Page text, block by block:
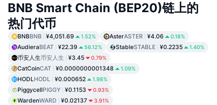
BNB Smart Chain (BEP20)链上的
热门代币
BNBBNB ¥4,051.69 1.52% AsterASTER ¥4.06 0.18%
AudieraBEAT ¥22.39 56.12% StableSTABLE ¥0.2235 1.40%
币安人生币安人生 ¥3.45 0.79%
CatCoinCAT ¥0.0000000001348 1.09%
HODLHODL ¥0.000652 1.98%
PiggycellPIGGY ¥0.1153 0.93%
WardenWARD ¥0.02137 3.91%